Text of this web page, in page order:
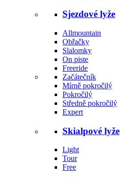
Sjezdové lyže
Allmountain
Obřačky
Slalomky
On piste
Freeride
Začátečník
Mírně pokročilý
Pokročilý
Středně pokročilý
Expert
Skialpové lyže
Light
Tour
Free